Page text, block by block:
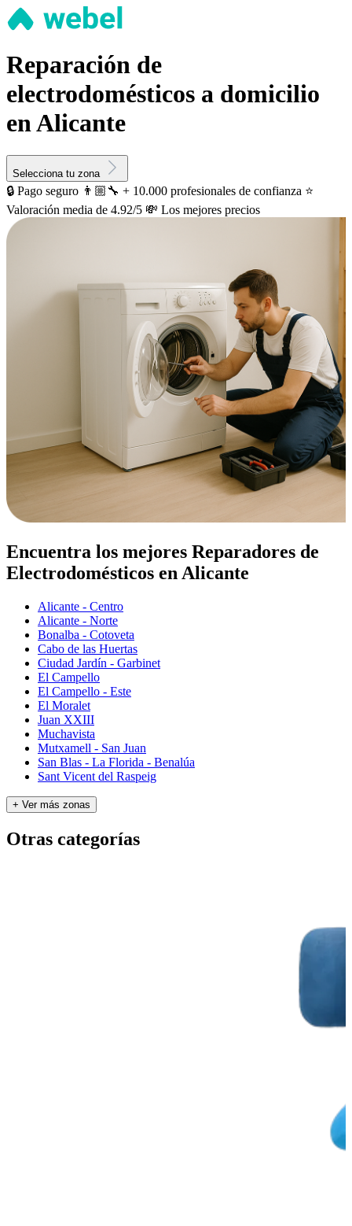
Reparación de
electrodomésticos a domicilio
en Alicante
Selecciona tu zona
🔒 Pago seguro 👨🏼‍🔧 + 10.000 profesionales de confianza ⭐️
Valoración media de 4.92/5 💸 Los mejores precios
Encuentra los mejores Reparadores de
Electrodomésticos en Alicante
Alicante - Centro
Alicante - Norte
Bonalba - Cotoveta
Cabo de las Huertas
Ciudad Jardín - Garbinet
El Campello
El Campello - Este
El Moralet
Juan XXIII
Muchavista
Mutxamell - San Juan
San Blas - La Florida - Benalúa
Sant Vicent del Raspeig
+ Ver más zonas
Otras categorías